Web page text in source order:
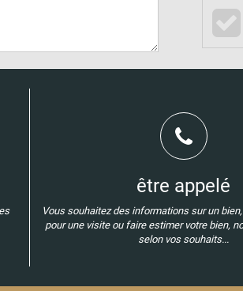
être appelé
Vous souhaitez des informations sur un
pour une visite ou faire estimer votre bien,
selon vos souhaits...